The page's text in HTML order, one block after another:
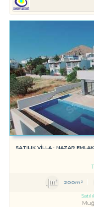
SATILIK VİLLA - NAZAR
200m²